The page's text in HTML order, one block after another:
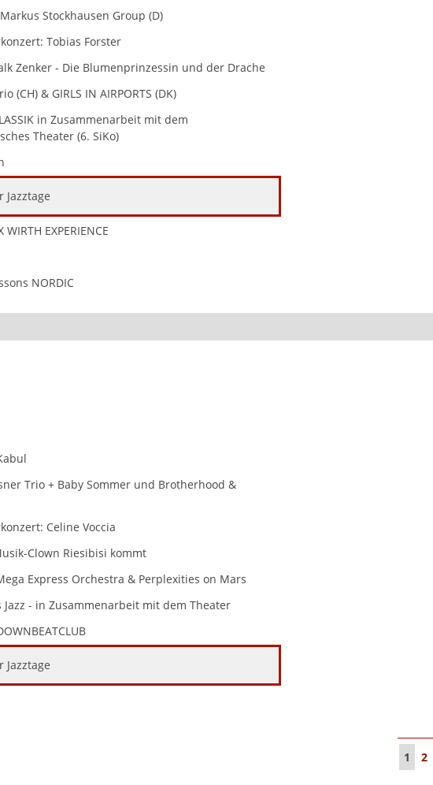
Stockhausen Group (D)
Tobias Forster
Zenker - Die Blumenprinzessin und der Drache
(CH) & GIRLS IN AIRPORTS (DK)
in Zusammenarbeit mit dem
Theater (6. SiKo)
Jazztage
WIRTH EXPERIENCE
NORDIC
Trio + Baby Sommer und Brotherhood &
Celine Voccia
Clown Riesibisi kommt
Express Orchestra & Perplexities on Mars
Jazz - in Zusammenarbeit mit dem Theater
Jazztage
1 2